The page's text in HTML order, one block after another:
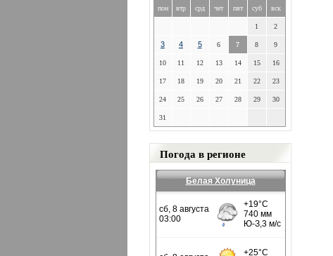
пон втр срд чет пят суб вск
1 2
3 4 5 6 7 8 9
10 11 12 13 14 15 16
17 18 19 20 21 22 23
24 25 26 27 28 29 30
31
Погода в регионе
Белая Холуница